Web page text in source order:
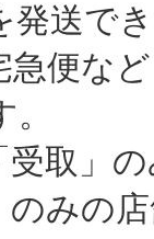
発送で
など
」の
の店